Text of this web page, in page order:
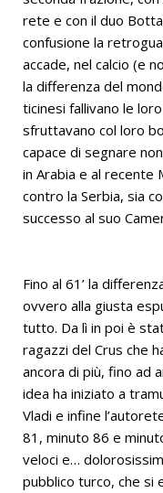
rete e con il duo
confusione la
accade, nel calcio (e
la differenza del
ticinesi fallivano le
sfruttavano col loro
capace di segnare
in Arabia e al recente
contro la Serbia, sia
successo al suo
Fino al 61’ la
ovvero alla giusta
tutto. Da lì in poi è
ragazzi del Crus che
ancora di più, fino ad
idea ha iniziato a
Vladi e infine
81, minuto 86 e
veloci e…
pubblico turco, che si